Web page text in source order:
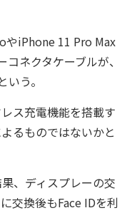
iPhone 11 Pro Max
ネクタケーブルが、
う。
ス充電機能を搭載す
るものではないかと
、ディスプレーの交
交換後もFace IDを利